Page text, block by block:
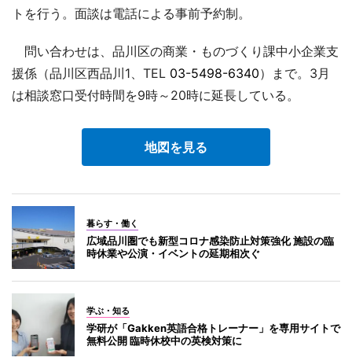
トを行う。面談は電話による事前予約制。
問い合わせは、品川区の商業・ものづくり課中小企業支
援係（品川区西品川1、TEL 03-5498-6340）まで。3月
は相談窓口受付時間を9時～20時に延長している。
地図を見る
暮らす・働く
広域品川圏でも新型コロナ感染防止対策強化 施設の臨
時休業や公演・イベントの延期相次ぐ
学ぶ・知る
学研が「Gakken英語合格トレーナー」を専用サイトで
無料公開 臨時休校中の英検対策に